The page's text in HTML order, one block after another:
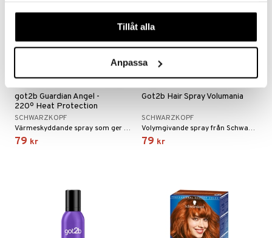
våra cookies vid fortsatt användande av vår webbplats.
Tillåt alla
Anpassa
got2b Guardian Angel -
220º Heat Protection
SCHWARZKOPF
Värmeskyddande spray som ger strålande högglans från Schwarzkopf Got2B
79 kr
Got2b Hair Spray Volumania
SCHWARZKOPF
Volymgivande spray från Schwarzkopf
79 kr